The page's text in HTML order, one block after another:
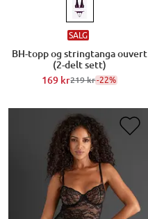
SALG
BH-topp og stringtanga ouvert
(2-delt sett)
169 kr219 kr-22%